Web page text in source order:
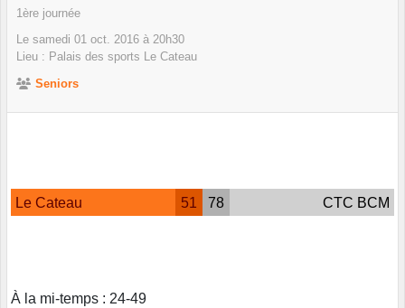
1ère journée
Le samedi 01 oct. 2016 à 20h30
Lieu : Palais des sports Le Cateau
Seniors
Le Cateau 51 78 CTC BCM
À la mi-temps : 24-49